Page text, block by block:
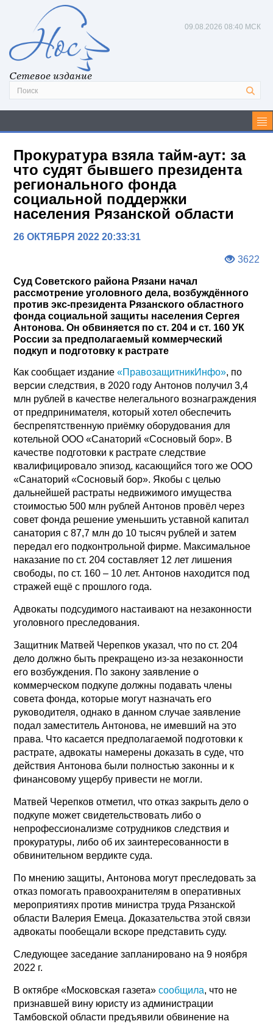
Сетевое издание
09.08.2026 08:40 МСК
Прокуратура взяла тайм-аут: за
что судят бывшего президента
регионального фонда
социальной поддержки
населения Рязанской области
26 ОКТЯБРЯ 2022 20:33:31
3622
Суд Советского района Рязани начал
рассмотрение уголовного дела, возбуждённого
против экс-президента Рязанского областного
фонда социальной защиты населения Сергея
Антонова. Он обвиняется по ст. 204 и ст. 160 УК
России за предполагаемый коммерческий
подкуп и подготовку к растрате
Как сообщает издание«ПравозащитникИнфо», по
версии следствия, в 2020 году Антонов получил 3,4
млн рублей в качестве нелегального вознаграждения
от предпринимателя, который хотел обеспечить
беспрепятственную приёмку оборудования для
котельной ООО «Санаторий «Сосновый бор». В
качестве подготовки к растрате следствие
квалифицировало эпизод, касающийся того же ООО
«Санаторий «Сосновый бор». Якобы с целью
дальнейшей растраты недвижимого имущества
стоимостью 500 млн рублей Антонов провёл через
совет фонда решение уменьшить уставной капитал
санатория с 87,7 млн до 10 тысяч рублей и затем
передал его подконтрольной фирме. Максимальное
наказание по ст. 204 составляет 12 лет лишения
свободы, по ст. 160 – 10 лет. Антонов находится под
стражей ещё с прошлого года.
Адвокаты подсудимого настаивают на незаконности
уголовного преследования.
Защитник Матвей Черепков указал, что по ст. 204
дело должно быть прекращено из-за незаконности
его возбуждения. По закону заявление о
коммерческом подкупе должны подавать члены
совета фонда, которые могут назначать его
руководителя, однако в данном случае заявление
подал заместитель Антонова, не имевший на это
права. Что касается предполагаемой подготовки к
растрате, адвокаты намерены доказать в суде, что
действия Антонова были полностью законны и к
финансовому ущербу привести не могли.
Матвей Черепков отметил, что отказ закрыть дело о
подкупе может свидетельствовать либо о
непрофессионализме сотрудников следствия и
прокуратуры, либо об их заинтересованности в
обвинительном вердикте суда.
По мнению защиты, Антонова могут преследовать за
отказ помогать правоохранителям в оперативных
мероприятиях против министра труда Рязанской
области Валерия Емеца. Доказательства этой связи
адвокаты пообещали вскоре представить суду.
Следующее заседание запланировано на 9 ноября
2022 г.
В октябре «Московская газета»сообщила, что не
признавшей вину юристу из администрации
Тамбовской области предъявили обвинение на